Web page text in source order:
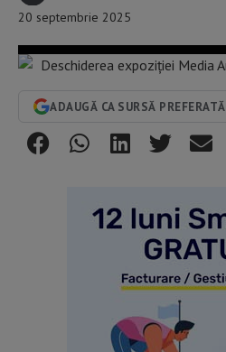
20 septembrie 2025
ADAUGĂ CA SURSĂ PREFERATĂ